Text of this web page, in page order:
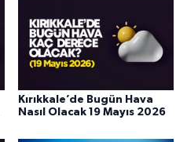
Kırıkkale’de Bugün Hava
Nasıl Olacak 19 Mayıs 2026